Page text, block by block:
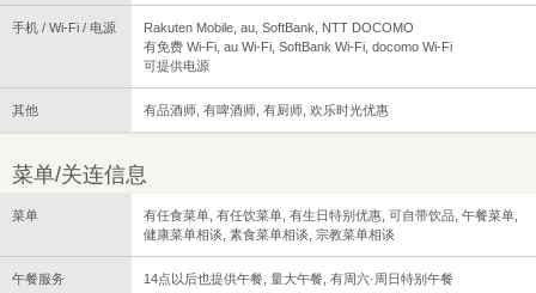
手机 / Wi-Fi / 电源
Rakuten Mobile, au, SoftBank, NTT DOCOMO
有免费 Wi-Fi, au Wi-Fi, SoftBank Wi-Fi, docomo Wi-Fi
可提供电源
其他 有品酒师, 有啤酒师, 有厨师, 欢乐时光优惠
菜单/关连信息
菜单
有任食菜单, 有任饮菜单, 有生日特别优惠, 可自带饮品, 午餐菜单,
健康菜单相谈, 素食菜单相谈, 宗教菜单相谈
午餐服务 14点以后也提供午餐, 量大午餐, 有周六·周日特别午餐